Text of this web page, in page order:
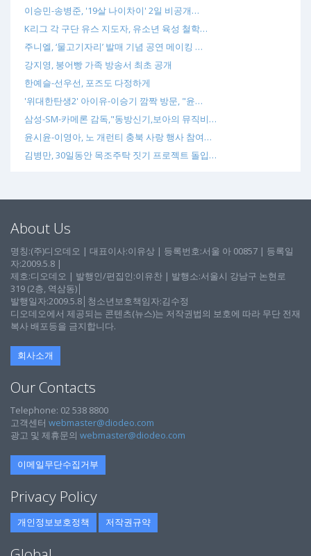
이승민-송병준, '19살 나이차이' 2일 비공개…
K리그 각 구단 유스 지도자, 유소년 육성 철학…
주니엘, ‘물고기자리’ 발매 기념 공연 메이킹 …
강지영, 붕어빵 가족 방송서 최초 공개
한예슬-선우선, 포즈도 다정하게
'위대한탄생2' 아이유-이승기 깜짝 방문, "윤…
삼성-SM-카메론 감독,"동방신기,보아의 뮤직비…
윤시윤-이영아, 노 개런티 충북 사랑 행사 참여…
김병만, 30일동안 목조주탁 짓기 프로젝트 돌입…
About Us
명칭:(주)디오데오 | 대표이사:이유상 | 등록번호:서울 아 00857 | 등록일
자:2009.5.8 |
제호:디오데오 | 발행인/편집인:이유찬 | 발행소:서울시 강남구 논현로
319 (2층, 역삼동)│
발행일자:2009.5.8│청소년보호책임자:김수정
디오데오에서 제공되는 콘텐츠(뉴스)는 저작권법의 보호에 따라 무단 전재
복사 배포등을 금지합니다.
회사소개
Our Contacts
Telephone: 02 538 8800
고객센터 webmaster@diodeo.com
광고 및 제휴문의 webmaster@diodeo.com
이메일무단수집거부
Privacy Policy
개인정보보호정책 저작권규약